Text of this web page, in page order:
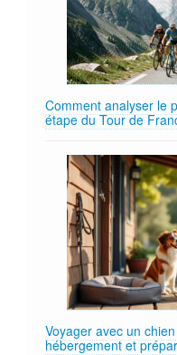
Comment analyser le
étape du Tour de
Voyager avec un
hébergement et